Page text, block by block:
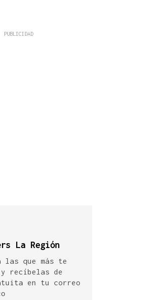
La Región
las que más te
recíbelas de
en tu correo